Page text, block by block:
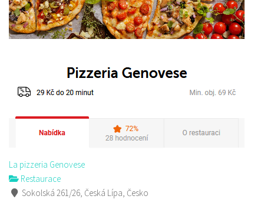
La pizzeria Genovese
Restaurace
Sokolská 261/26, Česká Lípa, Česko